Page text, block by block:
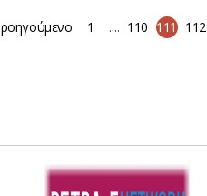
1 .... 110 111 112